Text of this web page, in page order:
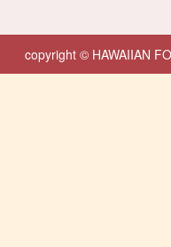
copyright © HAWAIIAN